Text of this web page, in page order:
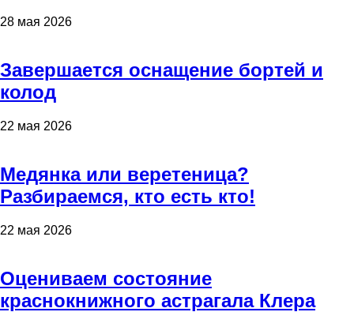
28 мая 2026
Завершается оснащение бортей и
колод
22 мая 2026
Медянка или веретеница?
Разбираемся, кто есть кто!
22 мая 2026
Оцениваем состояние
краснокнижного астрагала Клера